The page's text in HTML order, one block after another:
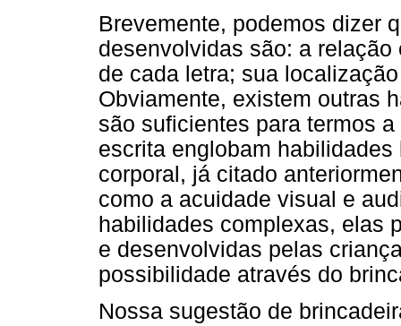
Brevemente, podemos dizer
desenvolvidas são: a
de cada letra; sua
Obviamente, existem outras
são suficientes para termos
escrita englobam
corporal, já citado
como a acuidade visual e
habilidades complexas, elas
e desenvolvidas pelas
possibilidade através do
Nossa sugestão de